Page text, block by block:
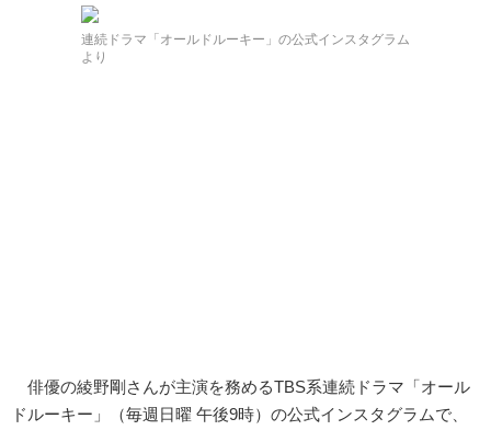
連続ドラマ「オールドルーキー」の公式インスタグラム
より
俳優の綾野剛さんが主演を務めるTBS系連続ドラマ「オール
ドルーキー」（毎週日曜 午後9時）の公式インスタグラムで、